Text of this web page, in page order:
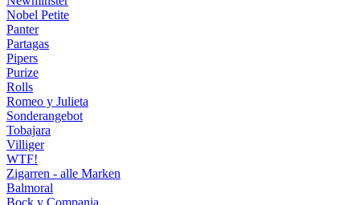
Nobel Petite
Panter
Partagas
Pipers
Purize
Rolls
Romeo y Julieta
Sonderangebot
Tobajara
Villiger
WTF!
Zigarren - alle Marken
Balmoral
Bock y Compania